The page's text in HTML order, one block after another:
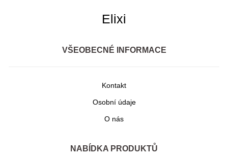
Elixi
VŠEOBECNÉ INFORMACE
Kontakt
Osobní údaje
O nás
NABÍDKA PRODUKTŮ